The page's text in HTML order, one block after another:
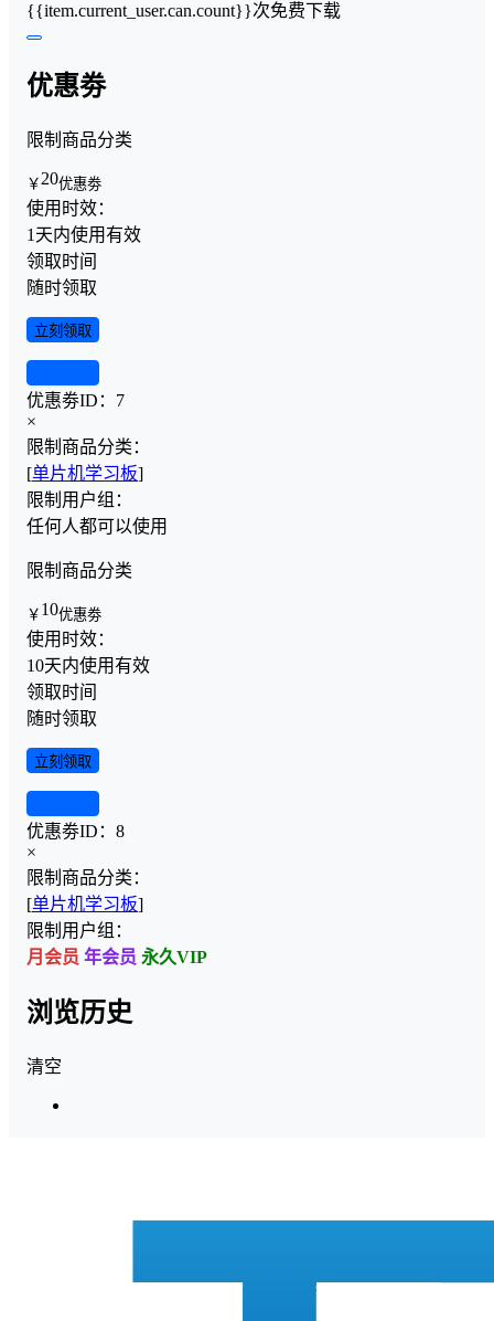
{{item.current_user.can.count}}次免费下载
优惠劵
限制商品分类
￥ 20优惠劵
使用时效：
1天内使用有效
领取时间
随时领取
立刻领取
优惠劵ID： 7
×
限制商品分类：
[单片机学习板]
限制用户组：
任何人都可以使用
限制商品分类
￥ 10优惠劵
使用时效：
10天内使用有效
领取时间
随时领取
立刻领取
优惠劵ID： 8
×
限制商品分类：
[单片机学习板]
限制用户组：
月会员 年会员 永久VIP
浏览历史
清空